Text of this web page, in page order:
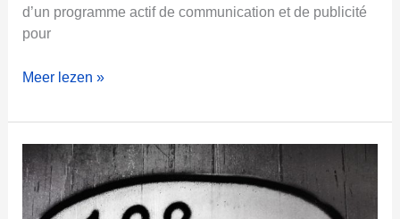
c
d’un programme actif de communication et de publicité
pour
U
P
R
M
à
q
Meer lezen »